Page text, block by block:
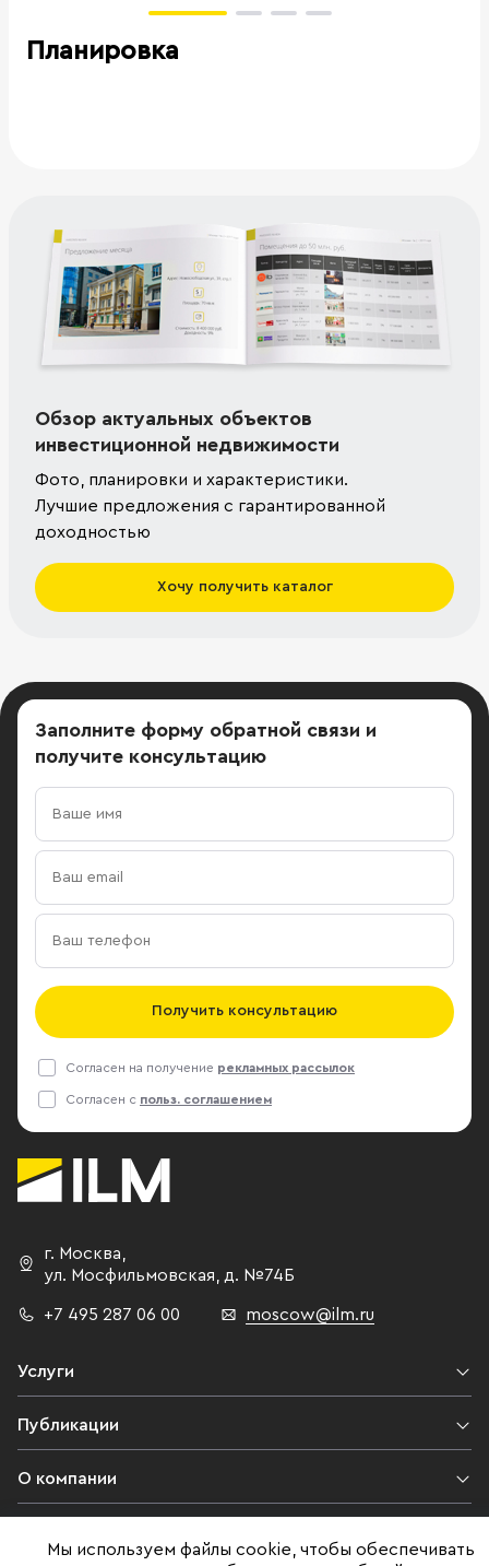
Планировка
Обзор актуальных объектов
инвестиционной недвижимости
Фото, планировки и характеристики.
Лучшие предложения с гарантированной
доходностью
Хочу получить каталог
Заполните форму обратной связи и
получите консультацию
Получить консультацию
Согласен на получение рекламных рассылок
Согласен с польз. соглашением
г. Москва
ул. Мосфильмовская,
д. №74Б
+7 495 287 06 00 moscow@ilm.ru
Услуги
Публикации
О компании
Мы используем файлы cookie, чтобы обеспечивать